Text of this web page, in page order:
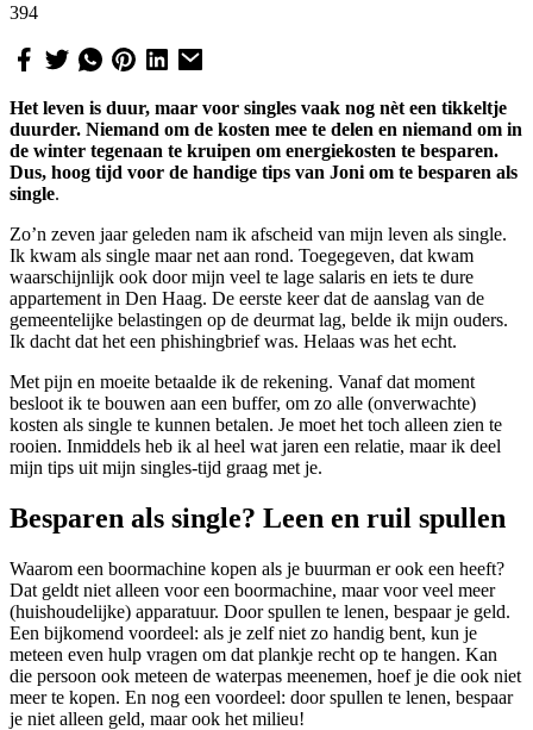
394
Het leven is duur, maar voor singles vaak nog nèt een tikkeltje
duurder. Niemand om de kosten mee te delen en niemand om in
de winter tegenaan te kruipen om energiekosten te besparen.
Dus, hoog tijd voor de handige tips van Joni om te besparen als
single.
Zo’n zeven jaar geleden nam ik afscheid van mijn leven als single.
Ik kwam als single maar net aan rond. Toegegeven, dat kwam
waarschijnlijk ook door mijn veel te lage salaris en iets te dure
appartement in Den Haag. De eerste keer dat de aanslag van de
gemeentelijke belastingen op de deurmat lag, belde ik mijn ouders.
Ik dacht dat het een phishingbrief was. Helaas was het echt.
Met pijn en moeite betaalde ik de rekening. Vanaf dat moment
besloot ik te bouwen aan een buffer, om zo alle (onverwachte)
kosten als single te kunnen betalen. Je moet het toch alleen zien te
rooien. Inmiddels heb ik al heel wat jaren een relatie, maar ik deel
mijn tips uit mijn singles-tijd graag met je.
Besparen als single? Leen en ruil spullen
Waarom een boormachine kopen als je buurman er ook een heeft?
Dat geldt niet alleen voor een boormachine, maar voor veel meer
(huishoudelijke) apparatuur. Door spullen te lenen, bespaar je geld.
Een bijkomend voordeel: als je zelf niet zo handig bent, kun je
meteen even hulp vragen om dat plankje recht op te hangen. Kan
die persoon ook meteen de waterpas meenemen, hoef je die ook niet
meer te kopen. En nog een voordeel: door spullen te lenen, bespaar
je niet alleen geld, maar ook het milieu!